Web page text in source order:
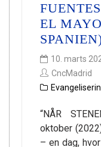
EL
10. marts
CncMadrid
“NÅR
oktober
– en dag,